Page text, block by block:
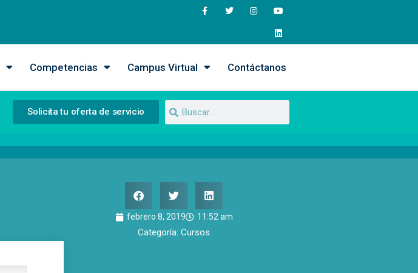
Competencias Campus Virtual Contáctanos
Solicita tu oferta de servicio
febrero 8, 2019 11:52 am
Categoría:Cursos